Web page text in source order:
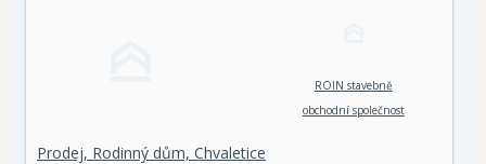
ROIN stavebně
obchodní společnost
Prodej, Rodinný dům, Chvaletice